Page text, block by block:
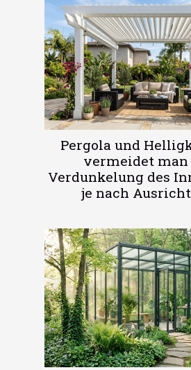
Pergola und
vermeidet man
Verdunkelung des
je nach